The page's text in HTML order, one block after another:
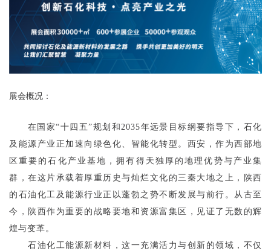
展会概况：
在国家“十四五”规划和2035年远景目标纲要指导下， 石化
及能源产业 正加速向绿色化、智能化转型。 西安 ，作为西部地
区重要的石化产业基地，拥有得天独厚的地理优势与产业集
群， 在这片承载着厚重历史与灿烂文化的三秦大地之上，陕西
的石油化工 及能源行业正以蓬勃之势不断发展与前行。从古至
今，陕西作为重要的战略要地和资源富集区，见证了无数的辉
煌与变革。
石油化工能源新材料 ，这一充满活力与创新的领域，不仅